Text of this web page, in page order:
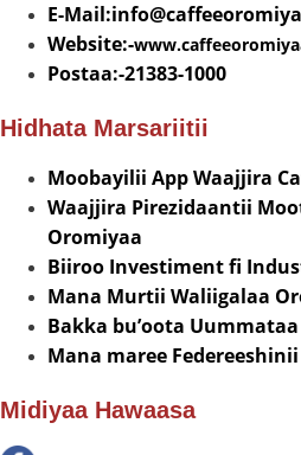
E-Mail:info@
Website:-
Postaa:-21383-1000
Hidhata Marsariitii
Moobayilii App Waajjira
Waajjira Pirezidaantii
Oromiyaa
Biiroo Investiment fi
Mana Murtii Waliigalaa
Bakka bu’oota
Mana maree
Midiyaa Hawaasa